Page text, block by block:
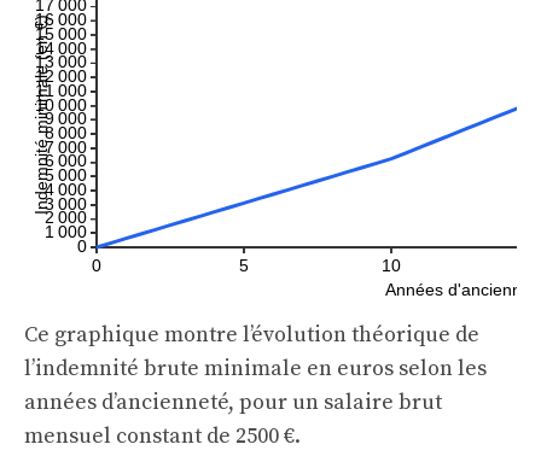
Ce graphique montre l’évolution théorique de
l’indemnité brute minimale en euros selon les
années d’ancienneté, pour un salaire brut
mensuel constant de 2500 €.